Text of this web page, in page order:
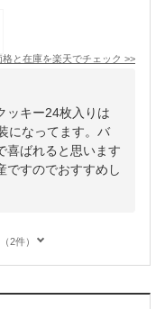
格と在庫を楽天でチェック >>
ッキー24枚入りは
になってます。バ
喜ばれると思います
ですのでおすすめし
2件）